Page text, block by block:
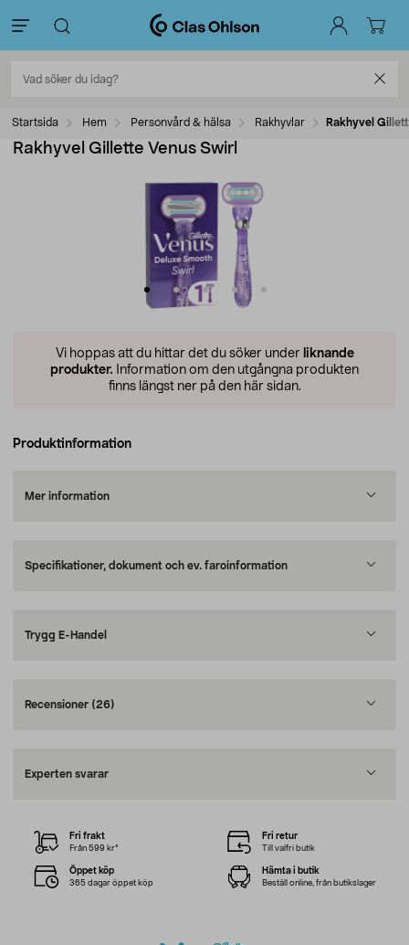
Startsida Hem Personvård & hälsa Rakhyvlar Rakhyvel
Rakhyvel Gillette Venus Swirl
Vi hoppas att du hittar det du söker under liknande
produkter. Information om den utgångna produkten
finns längst ner på den här sidan.
Produktinformation
Mer information
Specifikationer, dokument och ev. faroinformation
Trygg E-Handel
Recensioner (26)
Experten svarar
Fri frakt
Från 599 kr*
Fri retur
Till valfri butik
Öppet köp
365 dagar öppet köp
Hämta i butik
Beställ online, från butikslager